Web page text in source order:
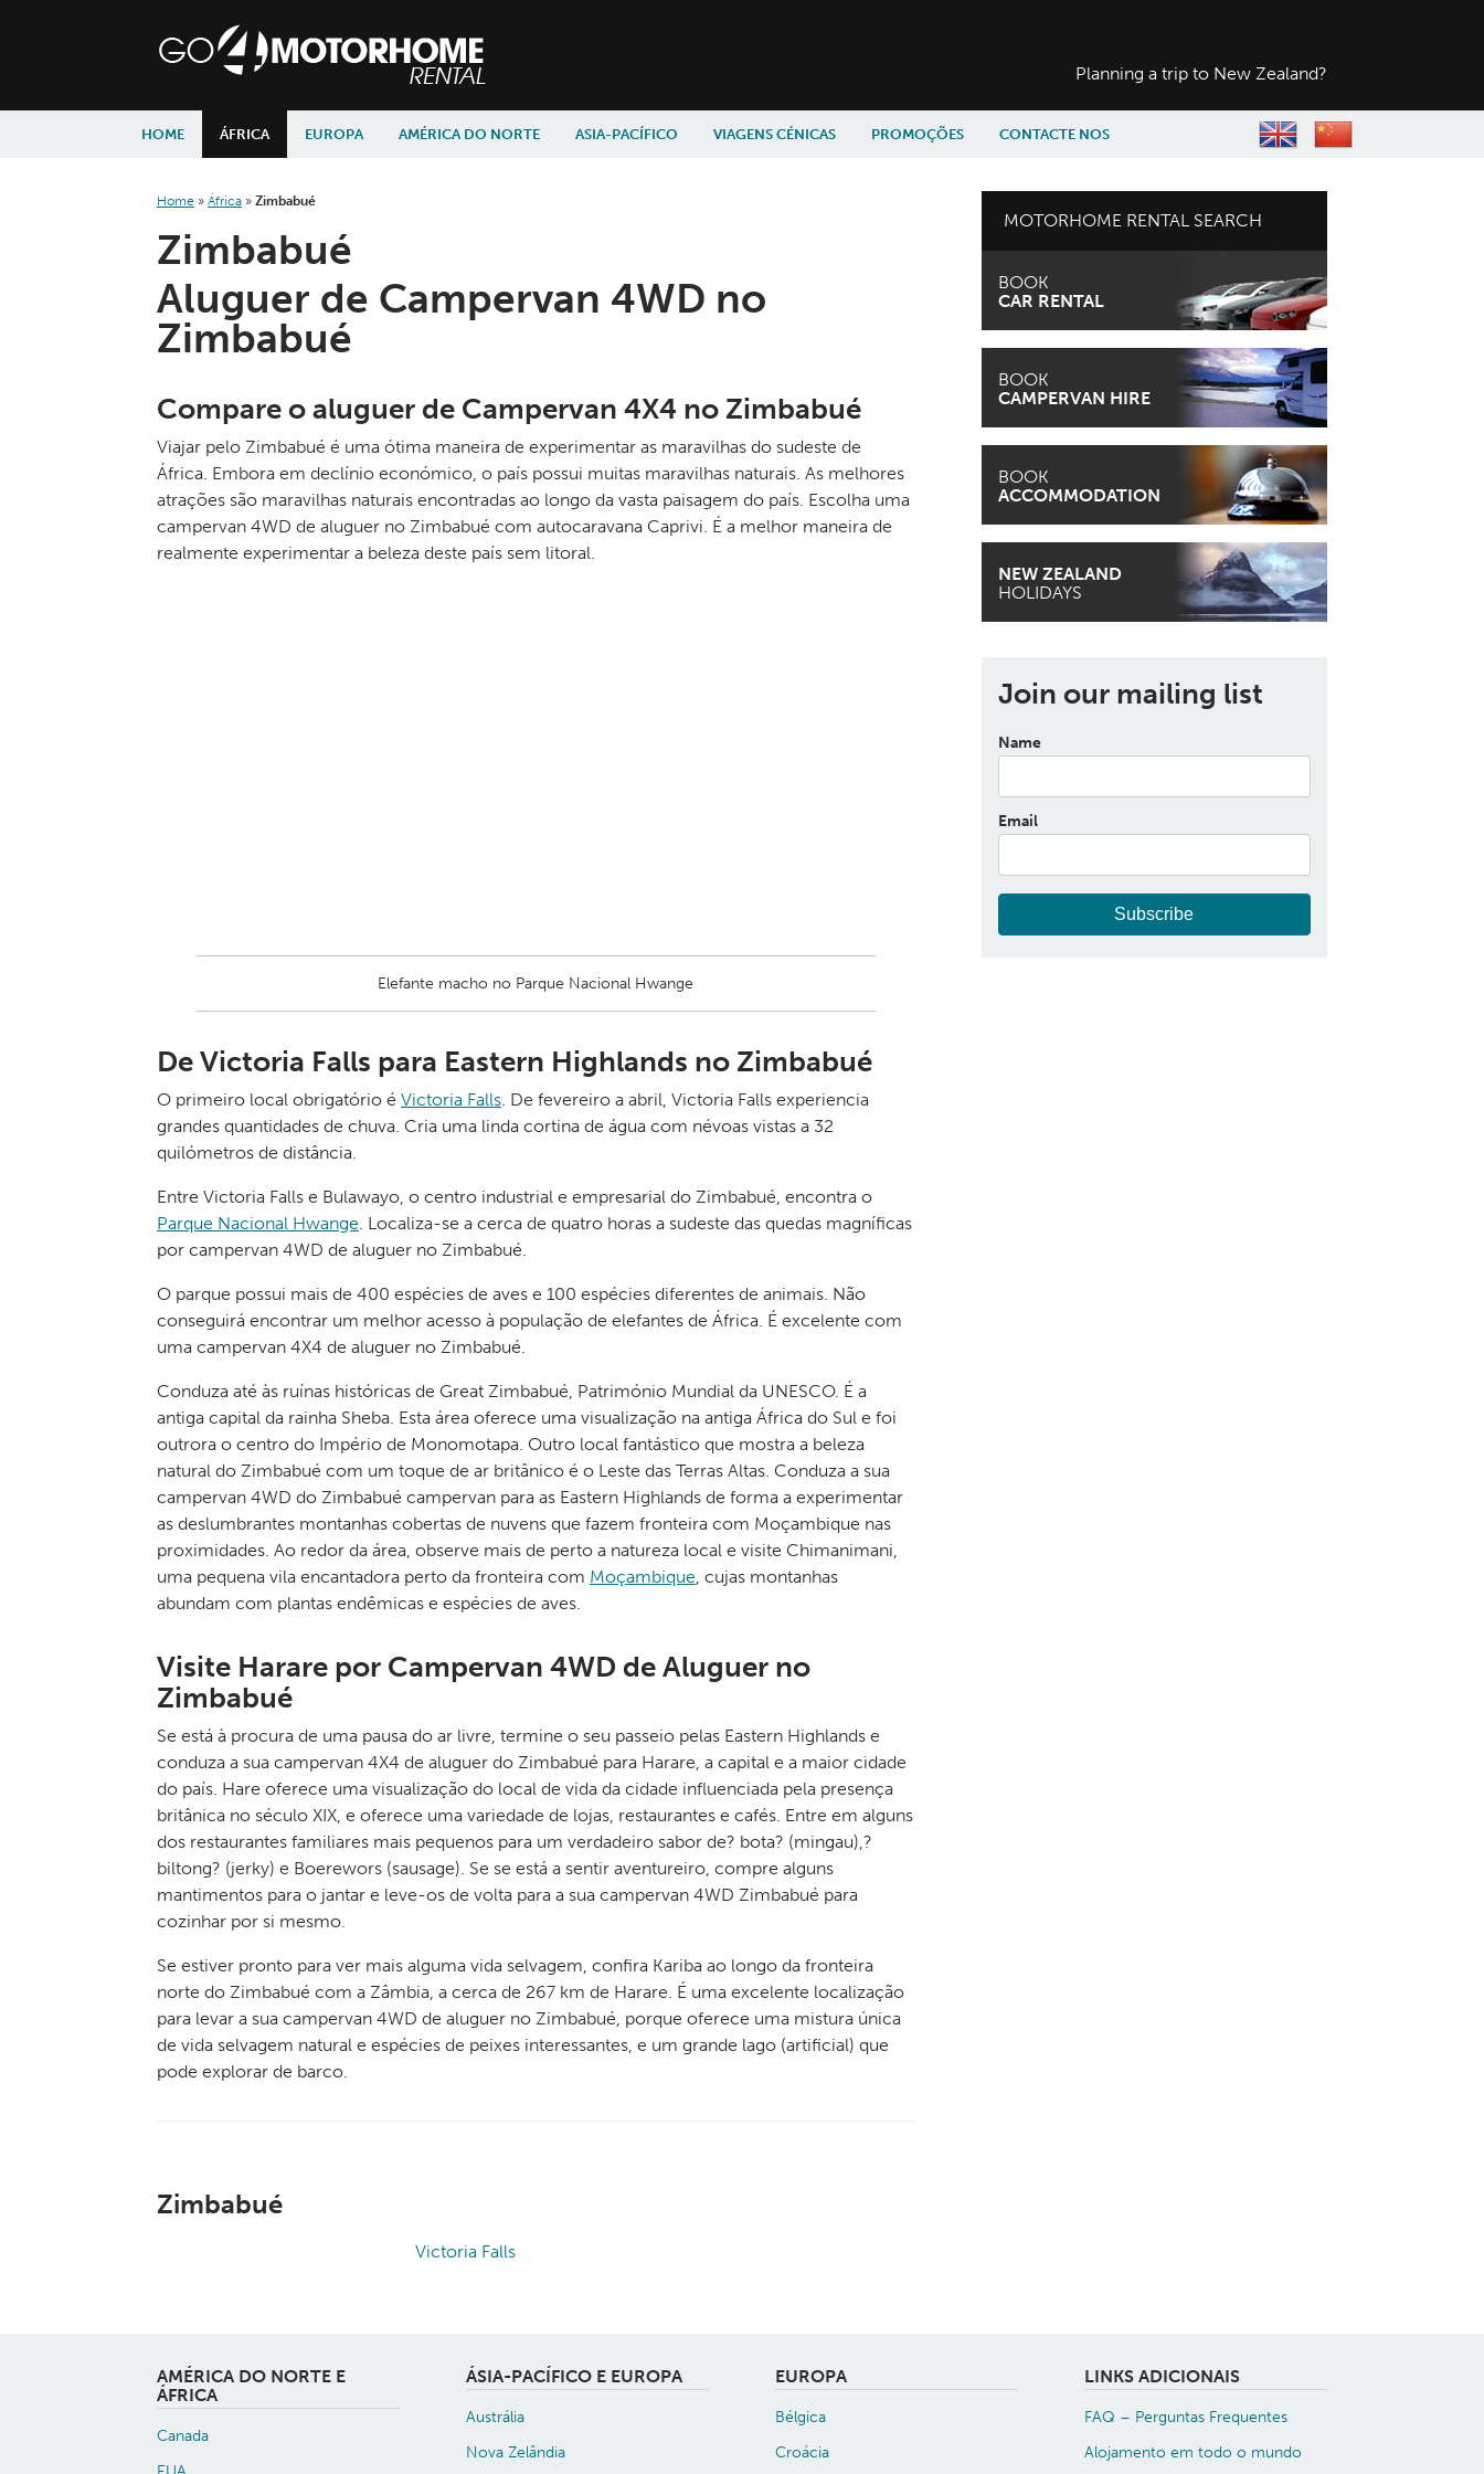
Planning a trip to New Zealand?
HOME ÁFRICA EUROPA AMÉRICA DO NORTE ASIA-PACÍFICO VIAGENS CÉNICAS PROMOÇÕES CONTACTE NOS
Home » África » Zimbabué
Zimbabué
Aluguer de Campervan 4WD no
Zimbabué
Compare o aluguer de Campervan 4X4 no Zimbabué
Viajar pelo Zimbabué é uma ótima maneira de experimentar as maravilhas do sudeste de
África. Embora em declínio económico, o país possui muitas maravilhas naturais. As melhores
atrações são maravilhas naturais encontradas ao longo da vasta paisagem do país. Escolha uma
campervan 4WD de aluguer no Zimbabué com autocaravana Caprivi. É a melhor maneira de
realmente experimentar a beleza deste país sem litoral.
Elefante macho no Parque Nacional Hwange
De Victoria Falls para Eastern Highlands no Zimbabué
O primeiro local obrigatório é Victoria Falls. De fevereiro a abril, Victoria Falls experiencia
grandes quantidades de chuva. Cria uma linda cortina de água com névoas vistas a 32
quilómetros de distância.
Entre Victoria Falls e Bulawayo, o centro industrial e empresarial do Zimbabué, encontra o
Parque Nacional Hwange. Localiza-se a cerca de quatro horas a sudeste das quedas magníficas
por campervan 4WD de aluguer no Zimbabué.
O parque possui mais de 400 espécies de aves e 100 espécies diferentes de animais. Não
conseguirá encontrar um melhor acesso à população de elefantes de África. É excelente com
uma campervan 4X4 de aluguer no Zimbabué.
Conduza até às ruínas históricas de Great Zimbabué, Património Mundial da UNESCO. É a
antiga capital da rainha Sheba. Esta área oferece uma visualização na antiga África do Sul e foi
outrora o centro do Império de Monomotapa. Outro local fantástico que mostra a beleza
natural do Zimbabué com um toque de ar britânico é o Leste das Terras Altas. Conduza a sua
campervan 4WD do Zimbabué campervan para as Eastern Highlands de forma a experimentar
as deslumbrantes montanhas cobertas de nuvens que fazem fronteira com Moçambique nas
proximidades. Ao redor da área, observe mais de perto a natureza local e visite Chimanimani,
uma pequena vila encantadora perto da fronteira com Moçambique, cujas montanhas
abundam com plantas endêmicas e espécies de aves.
Visite Harare por Campervan 4WD de Aluguer no
Zimbabué
Se está à procura de uma pausa do ar livre, termine o seu passeio pelas Eastern Highlands e
conduza a sua campervan 4X4 de aluguer do Zimbabué para Harare, a capital e a maior cidade
do país. Hare oferece uma visualização do local de vida da cidade influenciada pela presença
britânica no século XIX, e oferece uma variedade de lojas, restaurantes e cafés. Entre em alguns
dos restaurantes familiares mais pequenos para um verdadeiro sabor de? bota? (mingau),?
biltong? (jerky) e Boerewors (sausage). Se se está a sentir aventureiro, compre alguns
mantimentos para o jantar e leve-os de volta para a sua campervan 4WD Zimbabué para
cozinhar por si mesmo.
Se estiver pronto para ver mais alguma vida selvagem, confira Kariba ao longo da fronteira
norte do Zimbabué com a Zâmbia, a cerca de 267 km de Harare. É uma excelente localização
para levar a sua campervan 4WD de aluguer no Zimbabué, porque oferece uma mistura única
de vida selvagem natural e espécies de peixes interessantes, e um grande lago (artificial) que
pode explorar de barco.
Zimbabué
Victoria Falls
MOTORHOME RENTAL SEARCH
BOOK
CAR RENTAL
BOOK
CAMPERVAN HIRE
BOOK
ACCOMMODATION
NEW ZEALAND
HOLIDAYS
Join our mailing list
Name
Email
Subscribe
AMÉRICA DO NORTE E
ÁFRICA
Canada
ÁSIA-PACÍFICO E EUROPA
Austrália
Nova Zelândia
EUROPA
Bélgica
Croácia
LINKS ADICIONAIS
FAQ – Perguntas Frequentes
Alojamento em todo o mundo